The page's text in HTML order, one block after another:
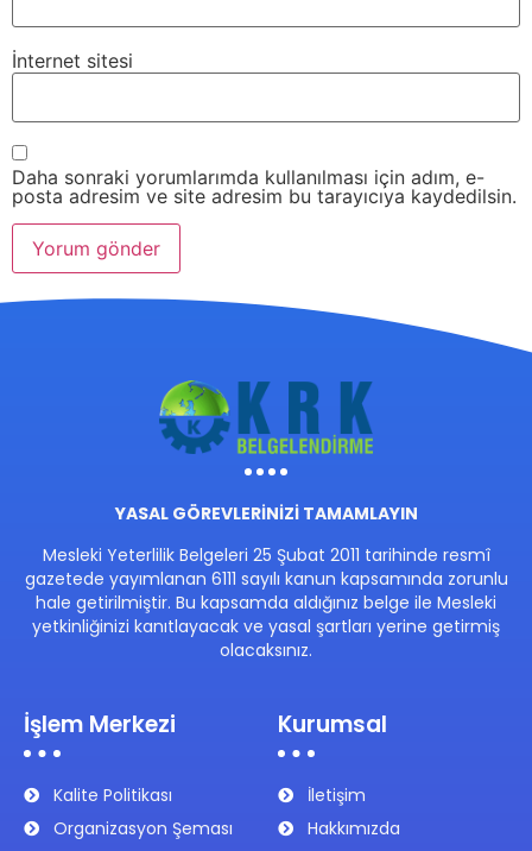
İnternet sitesi
Daha sonraki yorumlarımda kullanılması için adım, e-
posta adresim ve site adresim bu tarayıcıya kaydedilsin.
YASAL GÖREVLERİNİZİ TAMAMLAYIN
Mesleki Yeterlilik Belgeleri 25 Şubat 2011 tarihinde resmî
gazetede yayımlanan 6111 sayılı kanun kapsamında zorunlu
hale getirilmiştir. Bu kapsamda aldığınız belge ile Mesleki
yetkinliğinizi kanıtlayacak ve yasal şartları yerine getirmiş
olacaksınız.
İşlem Merkezi
Kalite Politikası
Organizasyon Şeması
Kurumsal
İletişim
Hakkımızda